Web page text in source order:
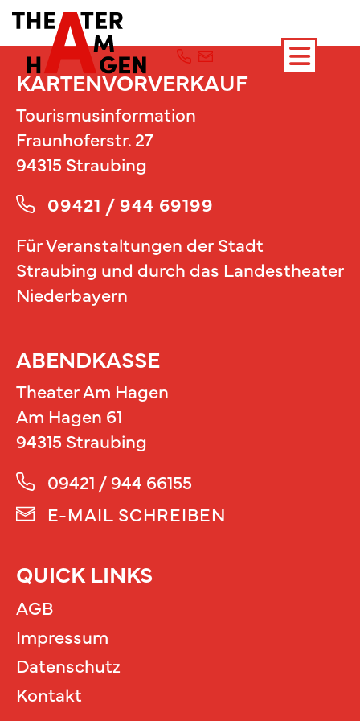
KARTENVORVERKAUF
Tourismusinformation
Fraunhoferstr. 27
94315 Straubing
09421 / 944 69199
Für Veranstaltungen der Stadt
Straubing und durch das Landestheater
Niederbayern
ABENDKASSE
Theater Am Hagen
Am Hagen 61
94315 Straubing
09421 / 944 66155
E-MAIL SCHREIBEN
QUICK LINKS
AGB
Impressum
Datenschutz
Kontakt